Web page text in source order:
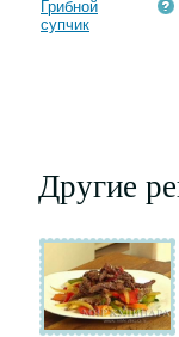
Грибной
супчик
Другие